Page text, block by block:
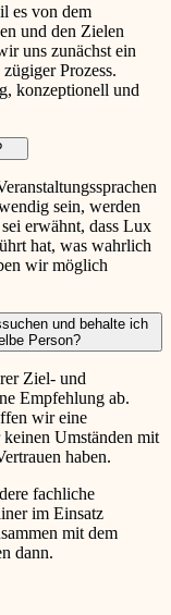
es von dem
und den Zielen
uns zunächst ein
Prozess.
konzeptionell und
sein, werden
erwähnt, dass Lux
hat, was wahrlich
wir möglich
und behalte ich
Person?
Ziel- und
Empfehlung ab.
wir eine
keinen Umständen mit
haben.
fachliche
im Einsatz
mit dem
dann.